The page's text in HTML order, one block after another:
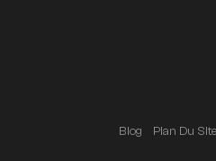
Blog Plan Du Site